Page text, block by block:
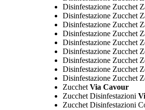
Disinfestazione Zucchet
Disinfestazione Zucchet
Disinfestazione Zucchet
Disinfestazione Zucchet
Disinfestazione Zucchet
Disinfestazione Zucchet
Disinfestazione Zucchet
Disinfestazione Zucchet
Disinfestazione Zucchet
Zucchet Via Cavour
Zucchet Disinfestazioni
Zucchet Disinfestazioni